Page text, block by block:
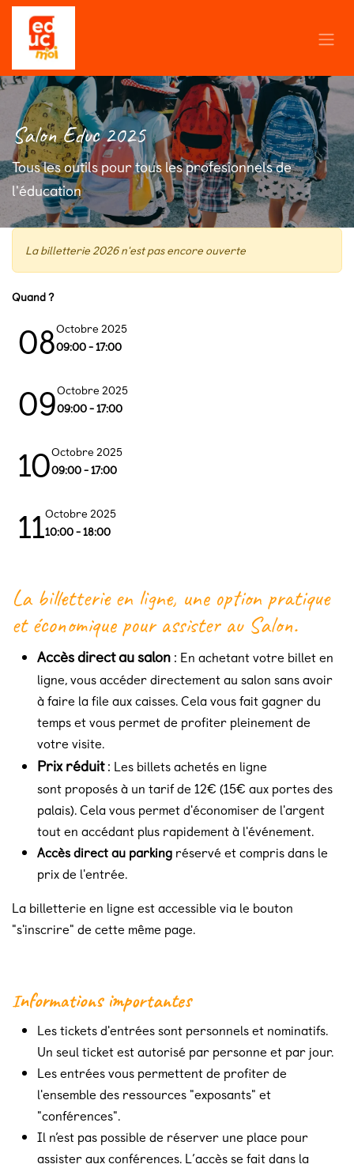
Se rendre au contenu
Salon Educ 2025
Tous les outils pour tous les profesionnels de
l'éducation
La billetterie 2026 n'est pas encore ouverte
Quand ?
08
octobre 2025
09:00 - 17:00
09
octobre 2025
09:00 - 17:00
10
octobre 2025
09:00 - 17:00
11 octobre 2025
10:00 - 18:00
La billetterie en ligne, une option pratique
et économique pour assister au Salon.
Accès direct au salon: En achetant votre billet en
ligne, vous accéder directement au salon sans avoir
à faire la file aux caisses. Cela vous fait gagner du
temps et vous permet de profiter pleinement de
votre visite.
Prix réduit: Les billets achetés en ligne
sont proposés à un tarif de 12€ (15€ aux portes des
palais). Cela vous permet d'économiser de l'argent
tout en accédant plus rapidement à l'événement.
Accès direct au parking réservé et compris dans le
prix de l'entrée.
La billetterie en ligne est accessible via le bouton
"s'inscrire" de cette même page.
Informations importantes
Les tickets d'entrées sont personnels et nominatifs.
Un seul ticket est autorisé par personne et par jour.
Les entrées vous permettent de profiter de
l'ensemble des ressources "exposants" et
"conférences".
Il n’est pas possible de réserver une place pour
assister aux conférences. L’accès se fait dans la